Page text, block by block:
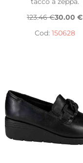
123.46 €30.00 €
Cod: 150628